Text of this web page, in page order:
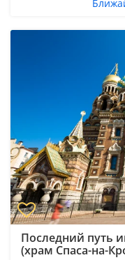
Последний путь
(храм Спаса-на-